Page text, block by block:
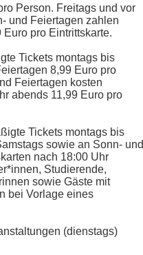
Person. Freitags und vor
und Feiertagen zahlen
pro Eintrittskarte.
Tickets montags bis
8,99 Euro pro
Feiertagen kosten
abends 11,99 Euro pro
Tickets montags bis
sowie an Sonn- und
nach 18:00 Uhr
Studierende,
sowie Gäste mit
bei Vorlage eines
(dienstags)